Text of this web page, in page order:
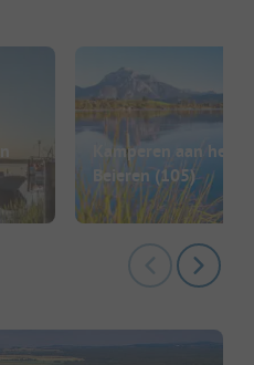
Kamperen aan het
Beieren(105)